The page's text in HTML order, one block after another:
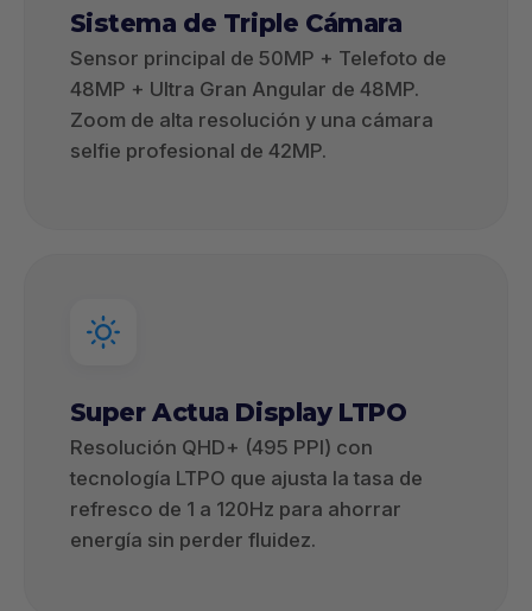
Sistema de Triple Cámara
Sensor principal de 50MP + Telefoto de
48MP + Ultra Gran Angular de 48MP.
Zoom de alta resolución y una cámara
selfie profesional de 42MP.
Super Actua Display LTPO
Resolución QHD+ (495 PPI) con
tecnología LTPO que ajusta la tasa de
refresco de 1 a 120Hz para ahorrar
energía sin perder fluidez.